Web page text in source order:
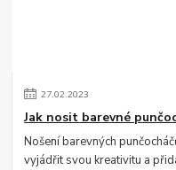
27.02.2023
Jak nosit barevné
Nošení barevných
vyjádřit svou kreativitu a